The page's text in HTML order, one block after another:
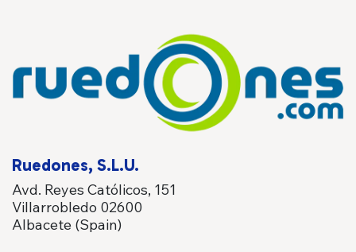
Ruedones, S.L.U.
Avd. Reyes Católicos, 151
Villarrobledo 02600
Albacete (Spain)